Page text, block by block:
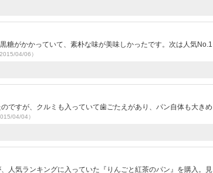
がかかっていて、素朴な味が美味しかったです。次は人気No.1
04/06）
ですが、クルミも入っていて歯ごたえがあり、パン自体も大きめ
04/04）
人気ランキングに入っていた『りんごと紅茶のパン』を購入。見